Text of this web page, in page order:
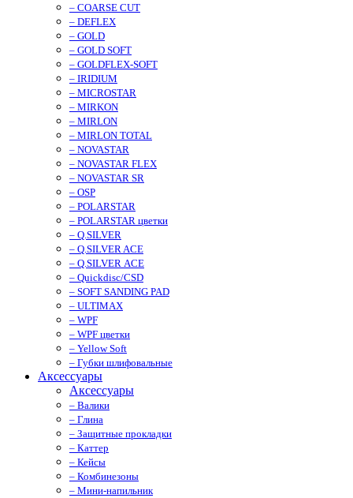
– COARSE CUT
– DEFLEX
– GOLD
– GOLD SOFT
– GOLDFLEX-SOFT
– IRIDIUM
– MICROSTAR
– MIRKON
– MIRLON
– MIRLON TOTAL
– NOVASTAR
– NOVASTAR FLEX
– NOVASTAR SR
– OSP
– POLARSTAR
– POLARSTAR цветки
– Q.SILVER
– Q.SILVER ACE
– Q.SILVER ACE
– Quickdisc/CSD
– SOFT SANDING PAD
– ULTIMAX
– WPF
– WPF цветки
– Yellow Soft
– Губки шлифовальные
Аксессуары
Аксессуары
– Валики
– Глина
– Защитные прокладки
– Каттер
– Кейсы
– Комбинезоны
– Мини-напильник